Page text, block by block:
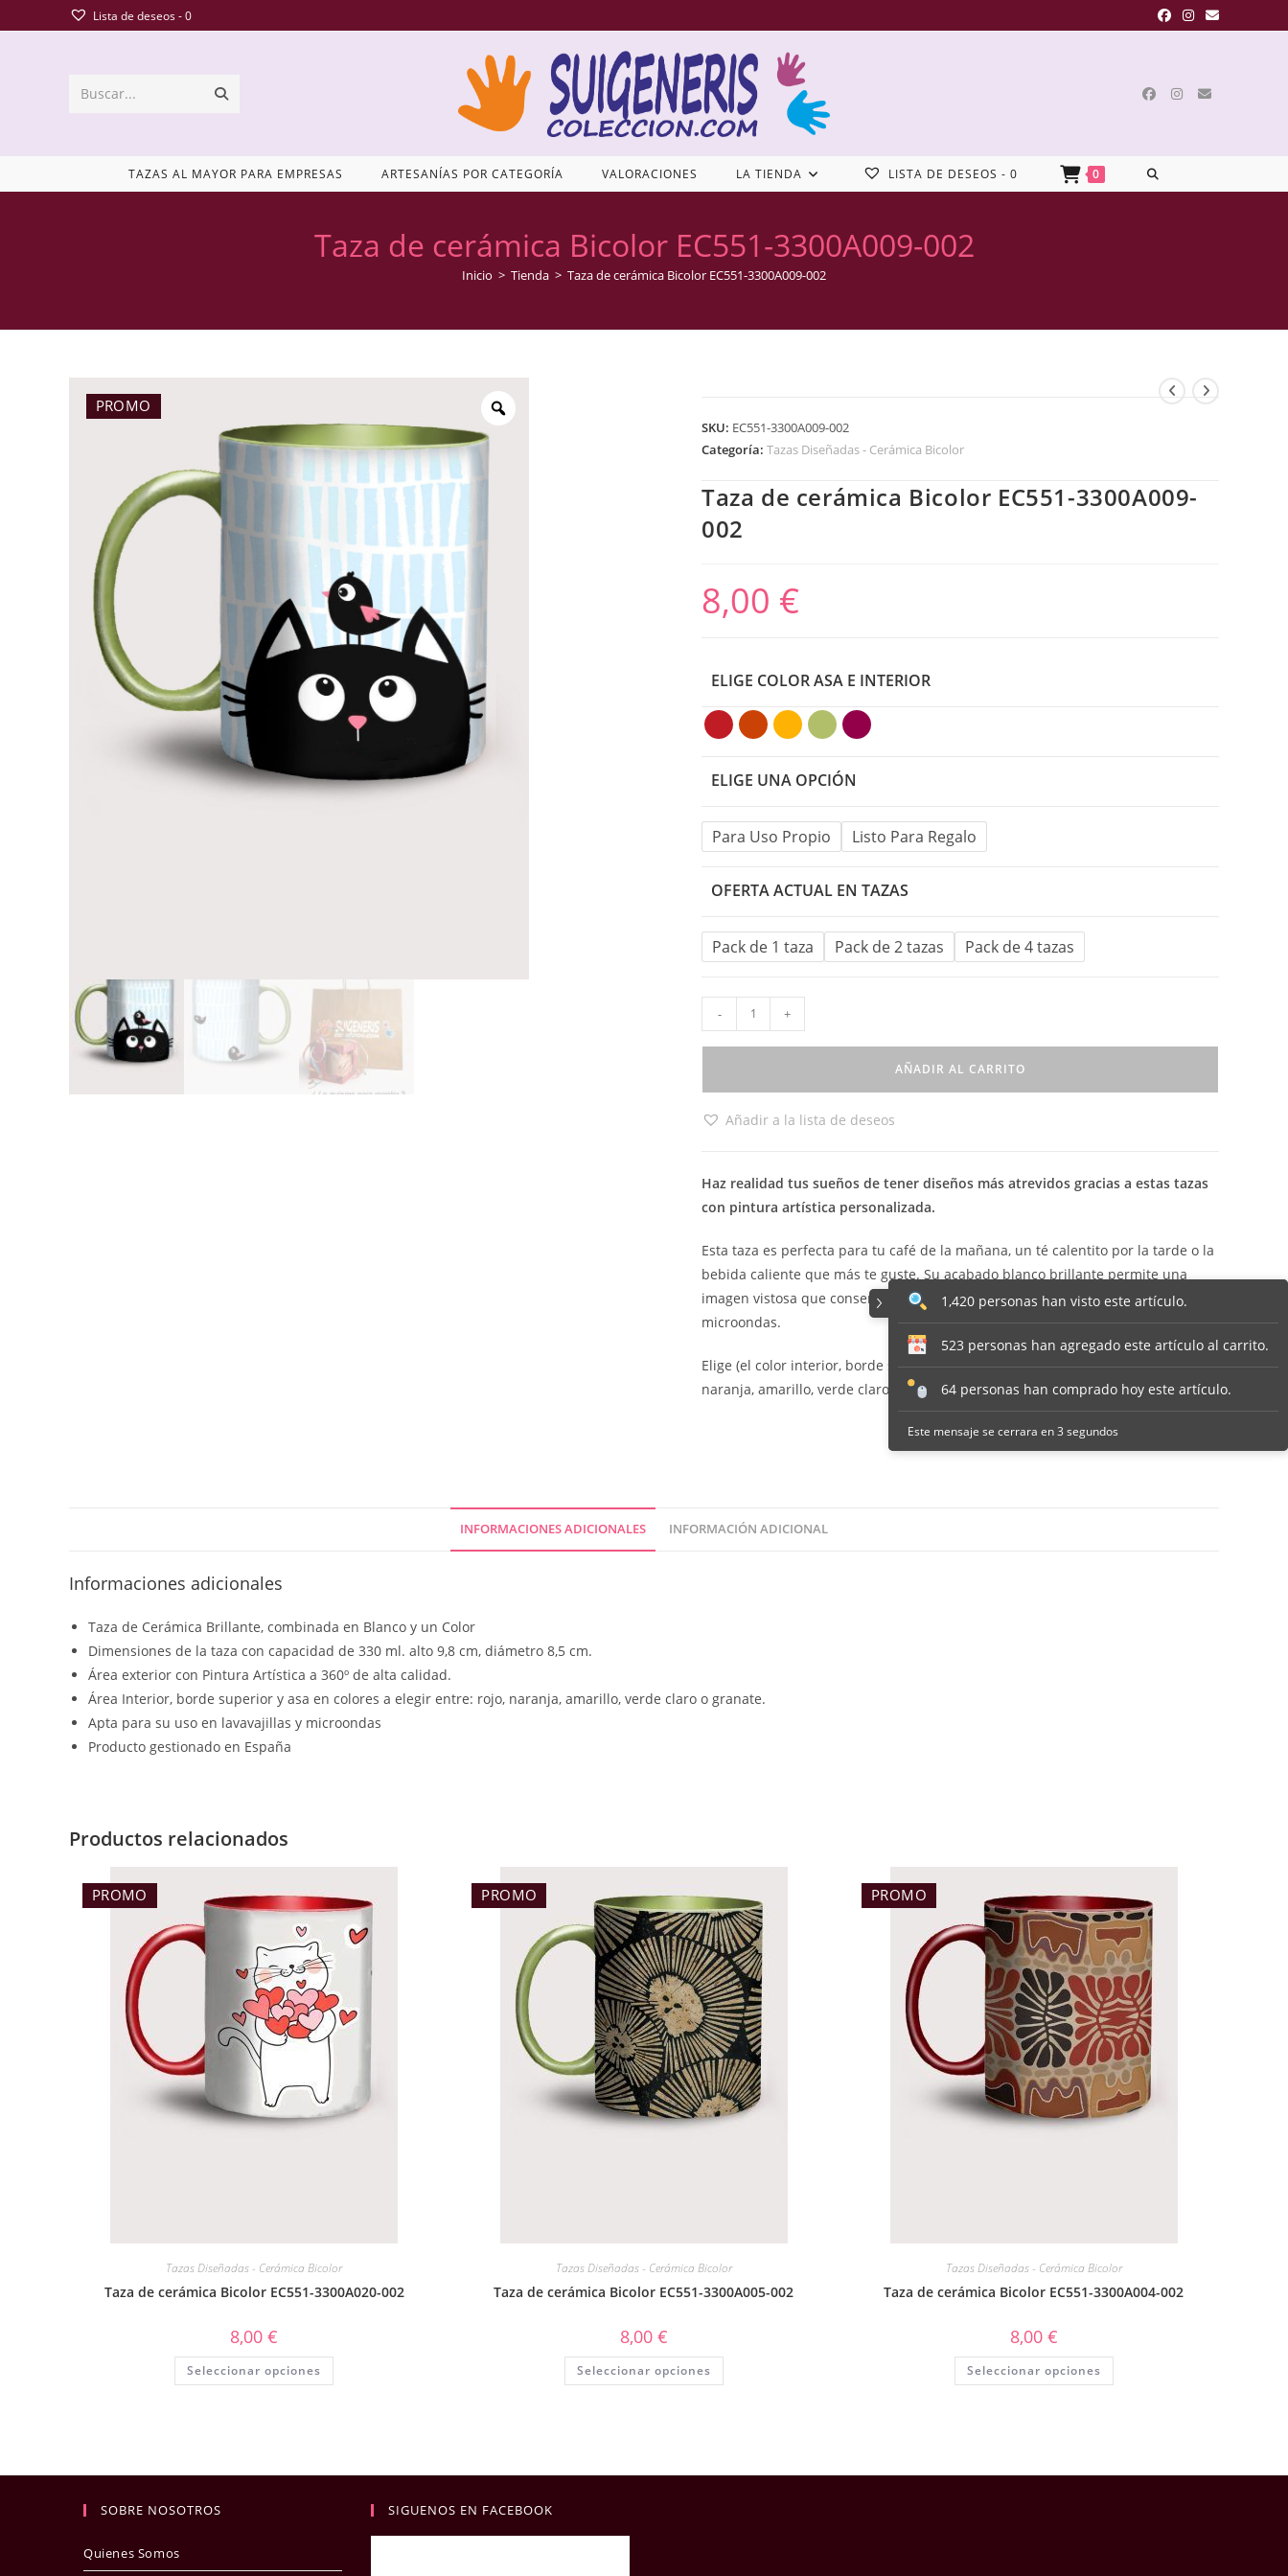
Lista de deseos -0
Buscar...
TAZAS AL MAYOR PARA EMPRESAS ARTESANÍAS POR CATEGORÍA VALORACIONES LA TIENDA LISTA DE DESEOS - 0 0
Taza de cerámica Bicolor EC551-3300A009-002
Inicio > Tienda > Taza de cerámica Bicolor EC551-3300A009-002
PROMO
SKU: EC551-3300A009-002
Categoría: Tazas Diseñadas - Cerámica Bicolor
Taza de cerámica Bicolor EC551-3300A009-
002
8,00 €
ELIGE COLOR ASA E INTERIOR
ELIGE UNA OPCIÓN
Para Uso Propio Listo Para Regalo
OFERTA ACTUAL EN TAZAS
Pack de 1 taza Pack de 2 tazas Pack de 4 tazas
- +
AÑADIR AL CARRITO
Añadir a la lista de deseos
Haz realidad tus sueños de tener diseños más atrevidos gracias a estas tazas
con pintura artística personalizada.
Esta taza es perfecta para tu café de la mañana, un té calentito por la tarde o la
bebida caliente que más te guste. Su acabado blanco brillante permite una
imagen vistosa que conserva su calidad incluso al meterla en el lavavajillas o el
microondas.
Elige (el color interior, borde superior y asa,) entre estas 5 variantes: rojo,
naranja, amarillo, verde claro o granate.
INFORMACIONES ADICIONALES INFORMACIÓN ADICIONAL
Informaciones adicionales
Taza de Cerámica Brillante, combinada en Blanco y un Color
Dimensiones de la taza con capacidad de 330 ml. alto 9,8 cm, diámetro 8,5 cm.
Área exterior con Pintura Artística a 360º de alta calidad.
Área Interior, borde superior y asa en colores a elegir entre: rojo, naranja, amarillo, verde claro o granate.
Apta para su uso en lavavajillas y microondas
Producto gestionado en España
Productos relacionados
PROMO
Tazas Diseñadas - Cerámica Bicolor
Taza de cerámica Bicolor EC551-3300A020-002
8,00€
Seleccionar opciones
PROMO
Tazas Diseñadas - Cerámica Bicolor
Taza de cerámica Bicolor EC551-3300A005-002
8,00 €
Seleccionar opciones
PROMO
Tazas Diseñadas - Cerámica Bicolor
Taza de cerámica Bicolor EC551-3300A004-002
8,00 €
Seleccionar opciones
SOBRE NOSOTROS
Quienes Somos
SIGUENOS EN FACEBOOK
1,420 personas han visto este artículo.
523 personas han agregado este artículo al carrito.
64 personas han comprado hoy este artículo.
Este mensaje se cerrara en 2 segundos